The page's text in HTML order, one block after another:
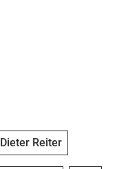
Dieter Reiter